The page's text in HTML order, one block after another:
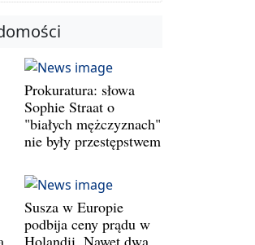
Prokuratura: słowa
Sophie Straat o
"białych mężczyznach"
nie były przestępstwem
Susza w Europie
podbija ceny prądu w
Holandii. Nawet dwa